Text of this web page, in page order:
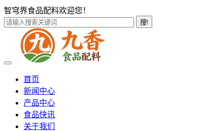
智穹界食品配料欢迎您！
搜!
首页
新闻中心
产品中心
食品快讯
关于我们